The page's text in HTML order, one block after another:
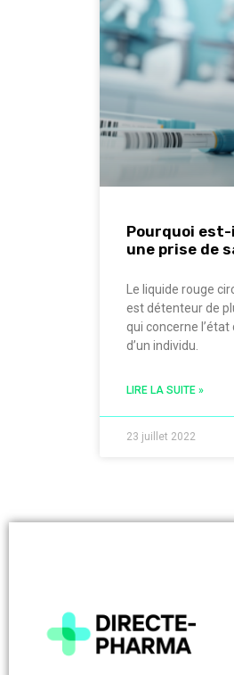
Pourquoi
une prise de
Le liquide rouge
est détenteur de
qui concerne
d’un individu.
LIRE LA SUITE »
23 juillet 2022